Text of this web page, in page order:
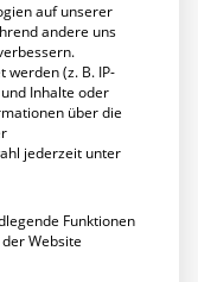
mobilen
ergänzt die
Applikationen
die
die
die
den
auf unserer
andere uns
werden (z. B. IP-
Inhalte oder
über die
jederzeit unter
für die eine
Funktionen
Website